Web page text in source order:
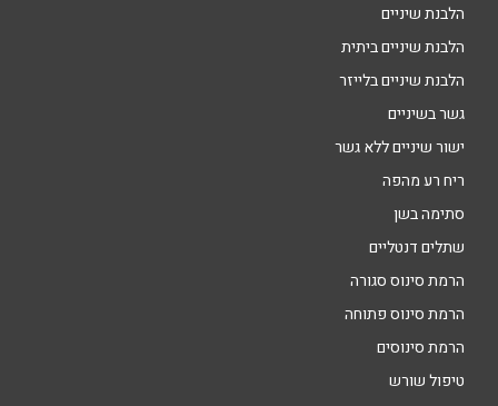
הלבנת שיניים
הלבנת שיניים ביתית
הלבנת שיניים בלייזר
גשר בשיניים
ישור שיניים ללא גשר
ריח רע מהפה
סתימה בשן
שתלים דנטליים
הרמת סינוס סגורה
הרמת סינוס פתוחה
הרמת סינוסים
טיפול שורש